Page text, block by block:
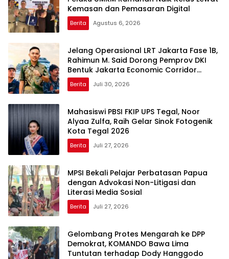
Kemasan dan Pemasaran Digital
Berita Agustus 6, 2026
Jelang Operasional LRT Jakarta Fase 1B,
Rahimun M. Said Dorong Pemprov DKI
Bentuk Jakarta Economic Corridor
Initiative
Berita Juli 30, 2026
Mahasiswi PBSI FKIP UPS Tegal, Noor
Alyaa Zulfa, Raih Gelar Sinok Fotogenik
Kota Tegal 2026
Berita Juli 27, 2026
MPSI Bekali Pelajar Perbatasan Papua
dengan Advokasi Non-Litigasi dan
Literasi Media Sosial
Berita Juli 27, 2026
Gelombang Protes Mengarah ke DPP
Demokrat, KOMANDO Bawa Lima
Tuntutan terhadap Dody Hanggodo